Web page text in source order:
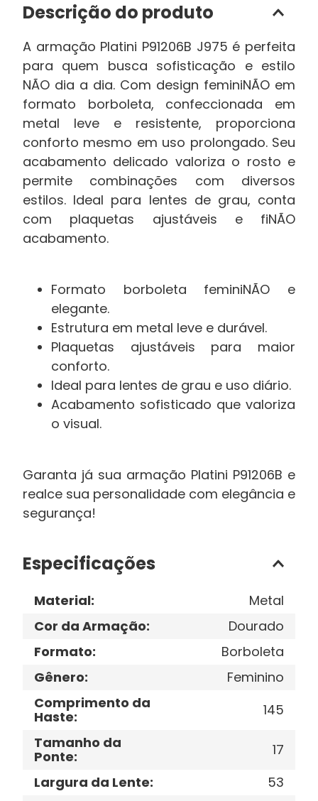
Descrição do produto
A armação Platini P91206B J975 é perfeita
para quem busca sofisticação e estilo
NÃO dia a dia. Com design feminiNÃO em
formato borboleta, confeccionada em
metal leve e resistente, proporciona
conforto mesmo em uso prolongado. Seu
acabamento delicado valoriza o rosto e
permite combinações com diversos
estilos. Ideal para lentes de grau, conta
com plaquetas ajustáveis e fiNÃO
acabamento.
Formato borboleta feminiNÃO e
elegante.
Estrutura em metal leve e durável.
Plaquetas ajustáveis para maior
conforto.
Ideal para lentes de grau e uso diário.
Acabamento sofisticado que valoriza
o visual.
Garanta já sua armação Platini P91206B e
realce sua personalidade com elegância e
segurança!
Especificações
Material:
Metal
Cor da Armação:
Dourado
Formato:
Borboleta
Gênero:
Feminino
Comprimento da
Haste:
145
Tamanho da
Ponte:
17
Largura da Lente:
53